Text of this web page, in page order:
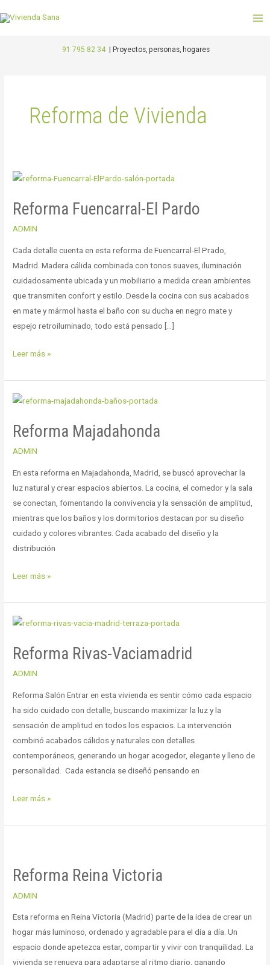
al
91 795 82 34 | Proyectos, personas, hogares
Reforma de Vivienda
Reforma Fuencarral-El Pardo
ADMIN
Cada detalle cuenta en esta reforma de Fuencarral-El Prado,
Madrid. Madera cálida combinada con tonos suaves, iluminación
cuidadosamente ubicada y un mobiliario a medida crean ambientes
que transmiten confort y estilo. Desde la cocina con sus acabados
en mate y mármol hasta el baño con su ducha en negro mate y
espejo retroiluminado, todo está pensado […]
Reforma
El
Leer más »
Reforma Majadahonda
ADMIN
En esta reforma en Majadahonda, Madrid, se buscó aprovechar la
luz natural y crear espacios abiertos. La cocina, el comedor y la sala
se conectan, fomentando la convivencia y la sensación de amplitud,
mientras que los baños y los dormitorios destacan por su diseño
cuidado y colores vibrantes. Cada acabado del diseño y la
distribución
Reforma
Leer más »
Reforma Rivas-Vaciamadrid
ADMIN
Reforma Salón Entrar en esta vivienda es sentir cómo cada espacio
ha sido cuidado con detalle, buscando maximizar la luz y la
sensación de amplitud en todos los espacios. La intervención
combinó acabados cálidos y naturales con detalles
contemporáneos, generando un hogar acogedor, elegante y lleno de
personalidad. ⁣ Cada estancia se diseñó pensando en
Reforma
Vaciamadrid
Leer más »
Reforma Reina Victoria
ADMIN
Esta reforma en Reina Victoria (Madrid) parte de la idea de crear un
hogar más luminoso, ordenado y agradable para el día a día. Un
espacio donde apetezca estar, compartir y vivir con tranquilidad. La
vivienda se renueva para adaptarse al ritmo diario, ganando
Victoria